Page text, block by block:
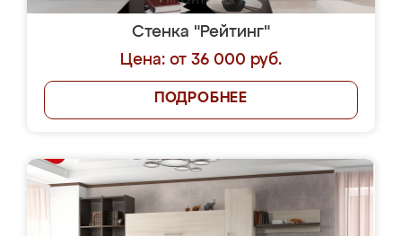
Стенка "Рейтинг"
Цена: от 36 000 руб.
ПОДРОБНЕЕ